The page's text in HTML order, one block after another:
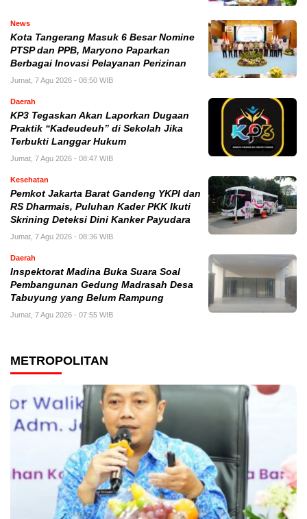
News
Kota Tangerang Masuk 6 Besar Nomine
PTSP dan PPB, Maryono Paparkan
Berbagai Inovasi Pelayanan Perizinan
Jumat, 7 Agu 2026 - 08:50 WIB
Daerah
KP3 Tegaskan Akan Laporkan Dugaan
Praktik “Kadeudeuh” di Sekolah Jika
Terbukti Langgar Hukum
Jumat, 7 Agu 2026 - 08:47 WIB
Kesehatan
Pemkot Jakarta Barat Gandeng YKPI dan
RS Dharmais, Puluhan Kader PKK Ikuti
Skrining Deteksi Dini Kanker Payudara
Jumat, 7 Agu 2026 - 08:36 WIB
Daerah
Inspektorat Madina Buka Suara Soal
Pembangunan Gedung Madrasah Desa
Tabuyung yang Belum Rampung
Jumat, 7 Agu 2026 - 07:55 WIB
METROPOLITAN